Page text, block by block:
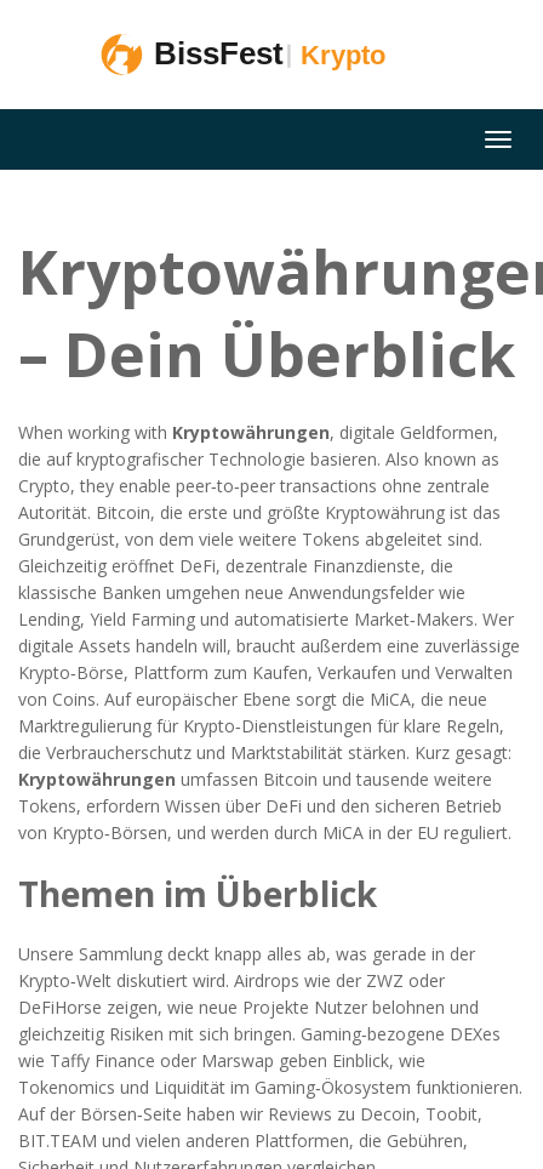
– Dein Überblick
When working with Kryptowährungen, digitale Geldformen,
die auf kryptografischer Technologie basieren. Also known as
Crypto, they enable peer‑to‑peer transactions ohne zentrale
Autorität. Bitcoin, die erste und größte Kryptowährung ist das
Grundgerüst, von dem viele weitere Tokens abgeleitet sind.
Gleichzeitig eröffnet DeFi, dezentrale Finanzdienste, die
klassische Banken umgehen neue Anwendungsfelder wie
Lending, Yield Farming und automatisierte Market‑Makers. Wer
digitale Assets handeln will, braucht außerdem eine zuverlässige
Krypto‑Börse, Plattform zum Kaufen, Verkaufen und Verwalten
von Coins. Auf europäischer Ebene sorgt die MiCA, die neue
Marktregulierung für Krypto‑Dienstleistungen für klare Regeln,
die Verbraucherschutz und Marktstabilität stärken. Kurz gesagt:
Kryptowährungen umfassen Bitcoin und tausende weitere
Tokens, erfordern Wissen über DeFi und den sicheren Betrieb
von Krypto‑Börsen, und werden durch MiCA in der EU reguliert.
Themen im Überblick
Unsere Sammlung deckt knapp alles ab, was gerade in der
Krypto‑Welt diskutiert wird. Airdrops wie der ZWZ oder
DeFiHorse zeigen, wie neue Projekte Nutzer belohnen und
gleichzeitig Risiken mit sich bringen. Gaming‑bezogene DEXes
wie Taffy Finance oder Marswap geben Einblick, wie
Tokenomics und Liquidität im Gaming‑Ökosystem funktionieren.
Auf der Börsen‑Seite haben wir Reviews zu Decoin, Toobit,
BIT.TEAM und vielen anderen Plattformen, die Gebühren,